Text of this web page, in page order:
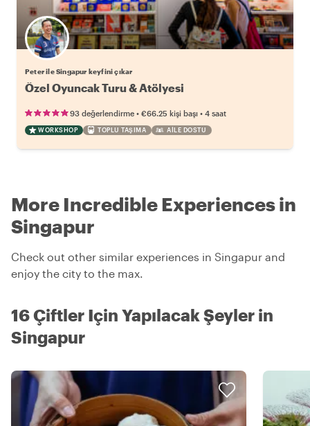
Peter ile Singapur keyfini çıkar
Özel Oyuncak Turu & Atölyesi
93 değerlendirme • €66.25 kişi başı • 4 saat
WORKSHOP TOPLU TAŞIMA AILE DOSTU
More Incredible Experiences in
Singapur
Check out other similar experiences in Singapur and
enjoy the city to the max.
16 Çiftler Için Yapılacak Şeyler in
Singapur